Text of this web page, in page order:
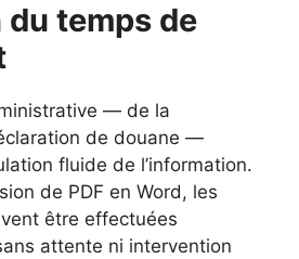
temps de
— de la
de douane —
fluide de l’information.
de PDF en Word, les
être effectuées
attente ni intervention